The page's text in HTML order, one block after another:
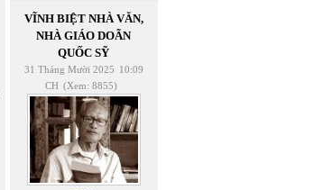
VĨNH BIỆT NHÀ VĂN,
NHÀ GIÁO DOÃN
QUỐC SỸ
31 Tháng Mười 2025 10:09
CH (Xem: 8855)